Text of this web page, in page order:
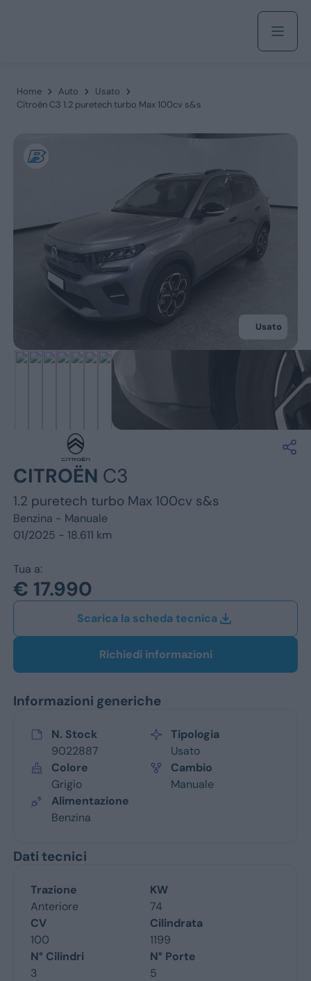
Azienda
Servizi
Marchi
Fiat
Jeep
Vedi tutti i marchi
Home Auto
Usato
Citroën C3 1.2 puretech turbo Max 100cv s&s
Usato
CITROËN C3
1.2 puretech turbo Max 100cv s&s
Benzina - Manuale
01/2025 - 18.611 km
Tua a:
€ 17.990
Scarica la scheda tecnica
Richiedi informazioni
Informazioni generiche
N. Stock
9022887
Tipologia
Usato
Colore
Grigio
Cambio
Manuale
Alimentazione
Benzina
Dati tecnici
Trazione
Anteriore
KW
74
CV
100
Cilindrata
1199
N° Cilindri
3
N° Porte
5